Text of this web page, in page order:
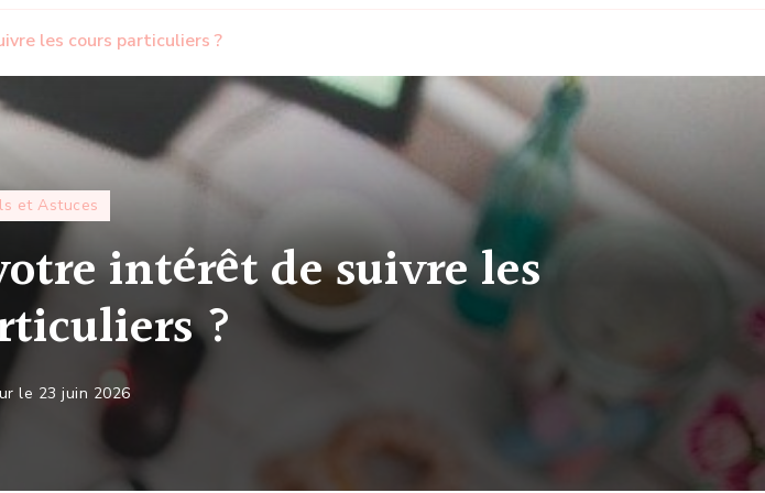
les cours particuliers ?
et Astuces
intérêt de suivre les
?
le 23 juin 2026